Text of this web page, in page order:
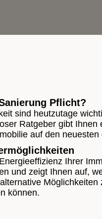
Pflicht?
sind heutzutage
Ratgeber gibt
auf den
Ihrer
und zeigt Ihnen auf,
können.